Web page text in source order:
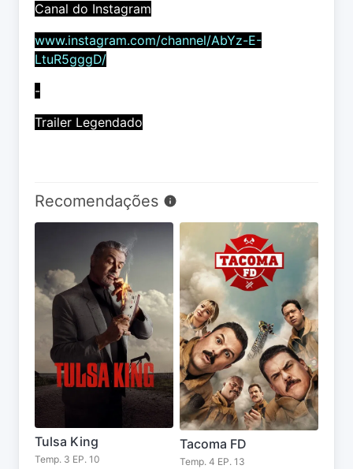
Canal do Instagram
www.instagram.com/channel/AbYz-E-
LtuR5gggD/
-
Trailer Legendado
Recomendações
Tulsa King
Temp. 3 EP. 10
Tacoma FD
Temp. 4 EP. 13